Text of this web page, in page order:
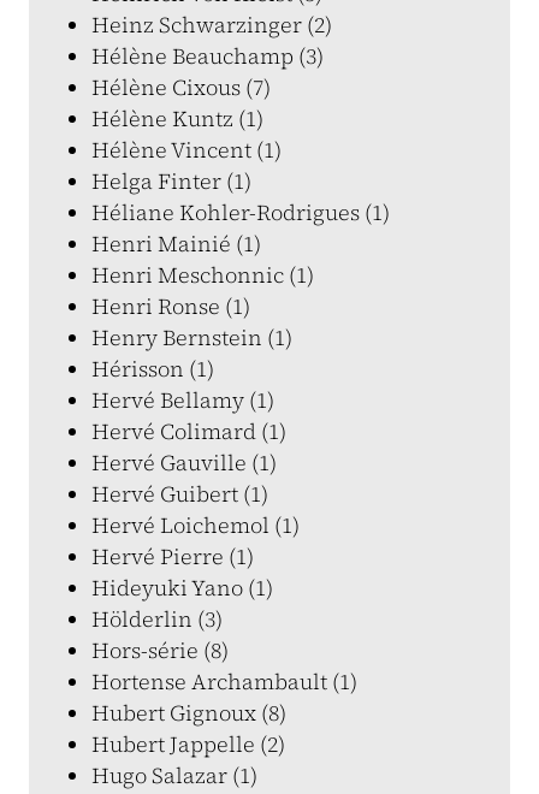
Heinz Schwarzinger (2)
Hélène Beauchamp (3)
Hélène Cixous (7)
Hélène Kuntz (1)
Hélène Vincent (1)
Helga Finter (1)
Héliane Kohler-Rodrigues (1)
Henri Mainié (1)
Henri Meschonnic (1)
Henri Ronse (1)
Henry Bernstein (1)
Hérisson (1)
Hervé Bellamy (1)
Hervé Colimard (1)
Hervé Gauville (1)
Hervé Guibert (1)
Hervé Loichemol (1)
Hervé Pierre (1)
Hideyuki Yano (1)
Hölderlin (3)
Hors-série (8)
Hortense Archambault (1)
Hubert Gignoux (8)
Hubert Jappelle (2)
Hugo Salazar (1)